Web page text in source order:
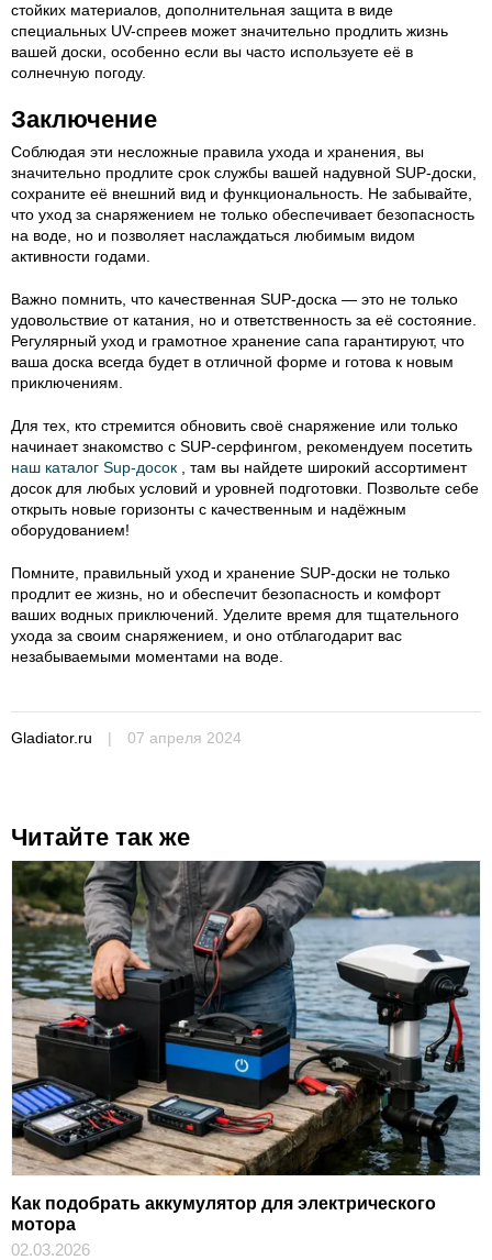
стойких материалов, дополнительная защита в виде
специальных UV-спреев может значительно продлить жизнь
вашей доски, особенно если вы часто используете её в
солнечную погоду.
Заключение
Соблюдая эти несложные правила ухода и хранения, вы
значительно продлите срок службы вашей надувной SUP-доски,
сохраните её внешний вид и функциональность. Не забывайте,
что уход за снаряжением не только обеспечивает безопасность
на воде, но и позволяет наслаждаться любимым видом
активности годами.
Важно помнить, что качественная SUP-доска — это не только
удовольствие от катания, но и ответственность за её состояние.
Регулярный уход и грамотное хранение сапа гарантируют, что
ваша доска всегда будет в отличной форме и готова к новым
приключениям.
Для тех, кто стремится обновить своё снаряжение или только
начинает знакомство с SUP-серфингом, рекомендуем посетить
наш каталог Sup-досок , там вы найдете широкий ассортимент
досок для любых условий и уровней подготовки. Позвольте себе
открыть новые горизонты с качественным и надёжным
оборудованием!
Помните, правильный уход и хранение SUP-доски не только
продлит ее жизнь, но и обеспечит безопасность и комфорт
ваших водных приключений. Уделите время для тщательного
ухода за своим снаряжением, и оно отблагодарит вас
незабываемыми моментами на воде.
Gladiator.ru | 07 апреля 2024
Читайте так же
Как подобрать аккумулятор для электрического
мотора
02.03.2026